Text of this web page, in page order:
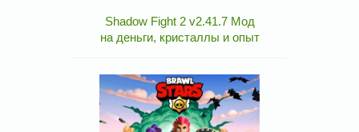
Shadow Fight 2 v2.41.7 Мод
на деньги, кристаллы и опыт